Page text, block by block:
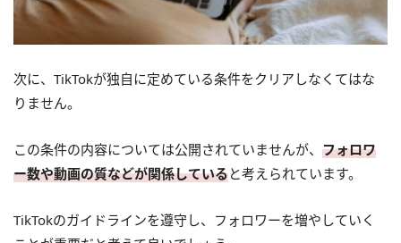
次に、TikTokが独自に定めている条件をクリアしなくてはな
りません。
この条件の内容については公開されていませんが、 フォロワ
ー数や動画の質などが関係していると考えられています。
TikTokのガイドラインを遵守し、フォロワーを増やしていく